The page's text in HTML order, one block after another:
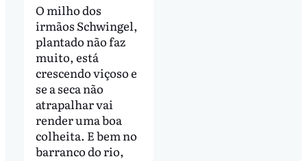
O milho dos
irmãos Schwingel,
plantado não faz
muito, está
crescendo viçoso e
se a seca não
atrapalhar vai
render uma boa
colheita. E bem no
barranco do rio,